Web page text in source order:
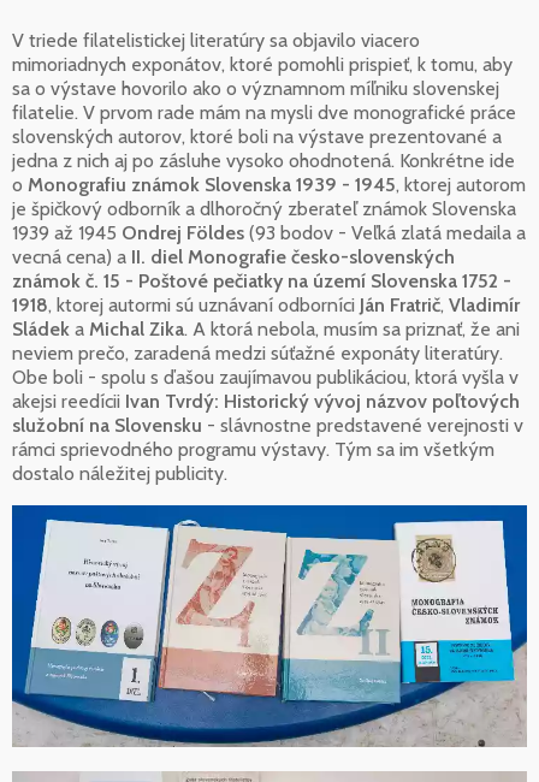
V triede filatelistickej literatúry sa objavilo viacero
mimoriadnych exponátov, ktoré pomohli prispieť, k tomu, aby
sa o výstave hovorilo ako o významnom míľniku slovenskej
filatelie. V prvom rade mám na mysli dve monografické práce
slovenských autorov, ktoré boli na výstave prezentované a
jedna z nich aj po zásluhe vysoko ohodnotená. Konkrétne ide
o Monografiu známok Slovenska 1939 - 1945, ktorej autorom
je špičkový odborník a dlhoročný zberateľ známok Slovenska
1939 až 1945 Ondrej Földes (93 bodov - Veľká zlatá medaila a
vecná cena) a II. diel Monografie česko-slovenských
známok č. 15 - Poštové pečiatky na území Slovenska 1752 -
1918, ktorej autormi sú uznávaní odborníci Ján Fratrič, Vladimír
Sládek a Michal Zika. A ktorá nebola, musím sa priznať, že ani
neviem prečo, zaradená medzi súťažné exponáty literatúry.
Obe boli - spolu s ďašou zaujímavou publikáciou, ktorá vyšla v
akejsi reedícii Ivan Tvrdý: Historický vývoj názvov poľtových
služobní na Slovensku - slávnostne predstavené verejnosti v
rámci sprievodného programu výstavy. Tým sa im všetkým
dostalo náležitej publicity.